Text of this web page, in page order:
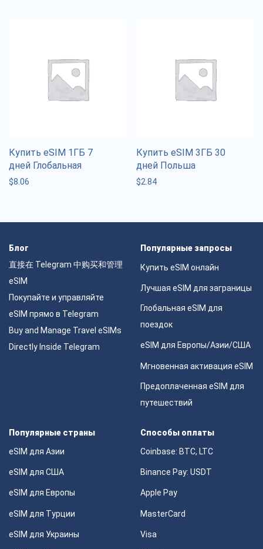
Купить eSIM 1ГБ 7
дней Глобальная
$8.06
Купить eSIM 3ГБ 30
дней Польша
$2.84
Блог
直接在 Telegram 中购买和管理
eSIM
Покупайте и управляйте
eSIM прямо в Telegram
Buy and Manage Travel eSIMs
Directly Inside Telegram
Популярные запросы
Купить eSIM онлайн
Лучшая eSIM для заграницы
Глобальная eSIM для
поездок
eSIM для Европы/Азии/США
Мгновенная активация eSIM
Предоплаченная eSIM для
путешествий
Популярные страны
eSIM для Азии
eSIM для США
eSIM для Европы
eSIM для Турции
eSIM для Украины
Способы оплаты
Coinbase: BTC, LTC
Binance Pay: USDT
Apple Pay
MasterCard
Visa